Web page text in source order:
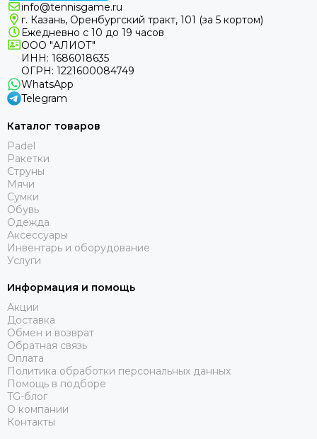
info@tennisgame.ru
г. Казань, Оренбургский тракт, 101 (за 5 кортом)
Ежедневно с 10 до 19 часов
ООО "АЛИОТ"
ИНН: 1686018635
ОГРН: 1221600084749
WhatsApp
Telegram
Каталог товаров
Padel
Ракетки
Струны
Мячи
Сумки
Обувь
Одежда
Аксессуары
Инвентарь и оборудование
Услуги
Информация и помощь
Акции
Доставка
Обмен и возврат
Обратная связь
Оплата
Политика обработки персональных данных
Помощь в подборе
TG-блог
О компании
Контакты